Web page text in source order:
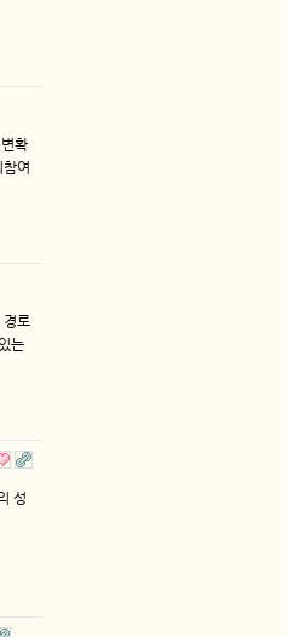
확
여
경로
는
성